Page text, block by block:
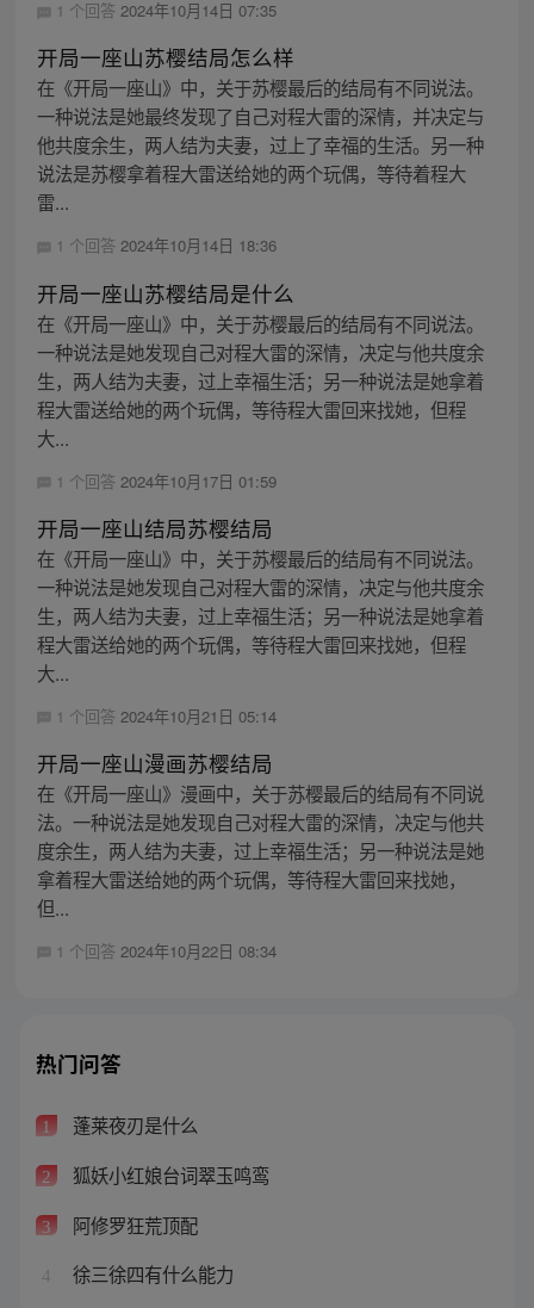
1 个回答 2024年10月14日 07:35
开局一座山苏樱结局怎么样
在《开局一座山》中，关于苏樱最后的结局有不同说法。
一种说法是她最终发现了自己对程大雷的深情，并决定与
他共度余生，两人结为夫妻，过上了幸福的生活。另一种
说法是苏樱拿着程大雷送给她的两个玩偶，等待着程大
雷...
1 个回答 2024年10月14日 18:36
开局一座山苏樱结局是什么
在《开局一座山》中，关于苏樱最后的结局有不同说法。
一种说法是她发现自己对程大雷的深情，决定与他共度余
生，两人结为夫妻，过上幸福生活；另一种说法是她拿着
程大雷送给她的两个玩偶，等待程大雷回来找她，但程
大...
1 个回答 2024年10月17日 01:59
开局一座山结局苏樱结局
在《开局一座山》中，关于苏樱最后的结局有不同说法。
一种说法是她发现自己对程大雷的深情，决定与他共度余
生，两人结为夫妻，过上幸福生活；另一种说法是她拿着
程大雷送给她的两个玩偶，等待程大雷回来找她，但程
大...
1 个回答 2024年10月21日 05:14
开局一座山漫画苏樱结局
在《开局一座山》漫画中，关于苏樱最后的结局有不同说
法。一种说法是她发现自己对程大雷的深情，决定与他共
度余生，两人结为夫妻，过上幸福生活；另一种说法是她
拿着程大雷送给她的两个玩偶，等待程大雷回来找她，
但...
1 个回答 2024年10月22日 08:34
热门问答
1 蓬莱夜刃是什么
2 狐妖小红娘台词翠玉鸣鸾
3 阿修罗狂荒顶配
4 徐三徐四有什么能力